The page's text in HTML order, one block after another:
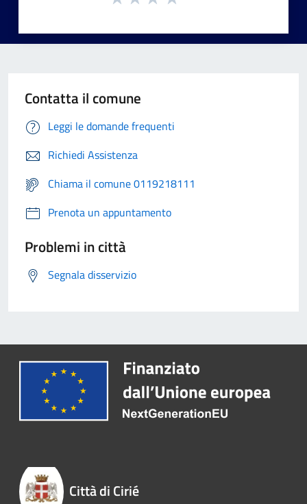
Contatta il comune
Leggi le domande frequenti
Richiedi Assistenza
Chiama il comune 0119218111
Prenota un appuntamento
Problemi in città
Segnala disservizio
Città di Cirié